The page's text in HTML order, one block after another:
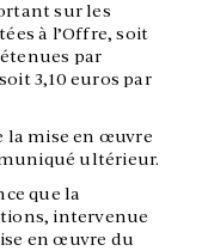
sur les
à l’Offre, soit
par
3,10 euros par
la mise en œuvre
ultérieur.
que la
intervenue
en œuvre du